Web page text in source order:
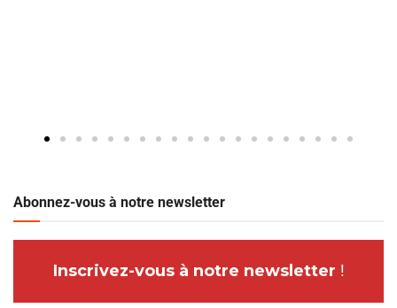
Abonnez-vous à notre newsletter
Inscrivez-vous à notre newsletter !